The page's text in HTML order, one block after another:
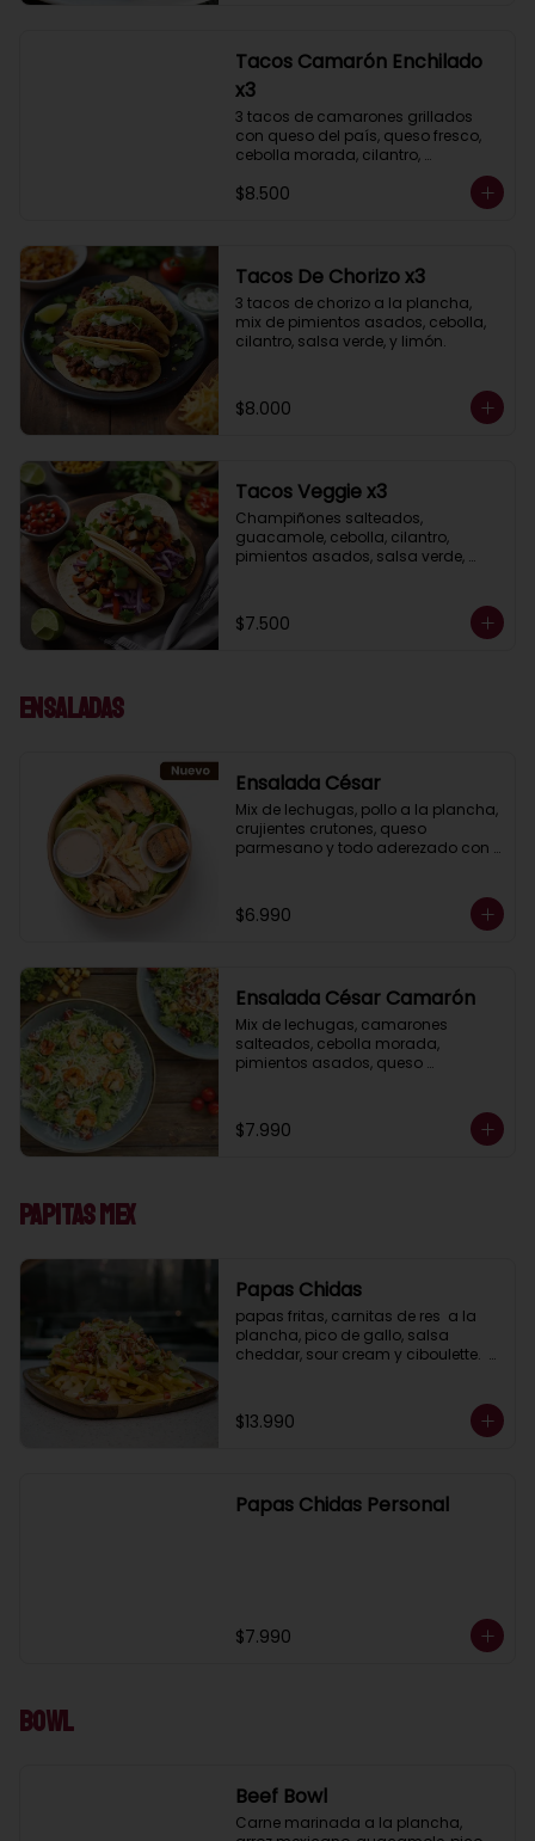
Tacos Camarón Enchilado
x3
3 tacos de camarones grillados
con queso del país, queso fresco,
cebolla morada, cilantro,
acompañados de salsa taquera y
limón.
$8.500
Tacos De Chorizo x3
3 tacos de chorizo a la plancha,
mix de pimientos asados, cebolla,
cilantro, salsa verde, y limón.
$8.000
Tacos Veggie x3
Champiñones salteados,
guacamole, cebolla, cilantro,
pimientos asados, salsa verde,
$7.500
Ensaladas
Ensalada César
Mix de lechugas, pollo a la plancha,
crujientes crutones, queso
parmesano y todo aderezado con
$6.990
Ensalada César Camarón
Mix de lechugas, camarones
salteados, cebolla morada,
pimientos asados, queso
César casera.
$7.990
Papitas Mex
Papas Chidas
papas fritas, carnitas de res  a la
plancha, pico de gallo, salsa
cheddar, sour cream y ciboulette.
$13.990
Papas Chidas Personal
$7.990
Bowl
Beef Bowl
Carne marinada a la plancha,